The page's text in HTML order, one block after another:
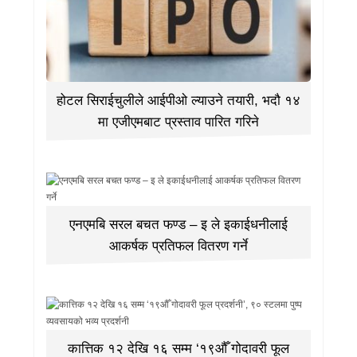
होटल सिराईचुलीले आईपीओ ल्याउने तयारी, भदौ १४
मा एजीएमबाट प्रस्ताव पारित गरिने
एनएमबि सरल बचत फण्ड – इ ले इकाईधनीलाई
आकर्षक प्रतिफल वितरण गर्ने
कात्तिक १२ देखि १६ सम्म ‘१९औँ गोदावरी फूल